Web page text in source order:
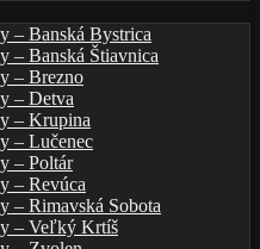
– Banská Bystrica
– Banská Štiavnica
– Brezno
– Detva
– Krupina
– Lučenec
– Poltár
– Revúca
– Rimavská Sobota
– Veľký Krtíš